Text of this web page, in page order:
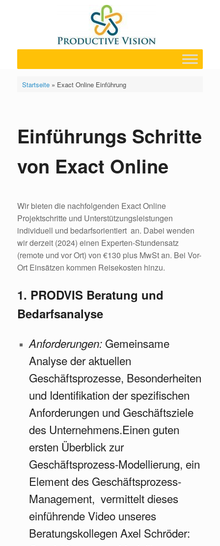
Startseite» Exact Online Einführung
Einführungs Schritte
von Exact Online
Wir bieten die nachfolgenden Exact Online
Projektschritte und Unterstützungsleistungen
individuell und bedarfsorientiert an. Dabei wenden
wir derzeit (2024) einen Experten-Stundensatz
(remote und vor Ort) von €130 plus MwSt an. Bei Vor-
Ort Einsätzen kommen Reisekosten hinzu.
1. PRODVIS Beratung und
Bedarfsanalyse
Anforderungen: Gemeinsame
Analyse der aktuellen
Geschäftsprozesse, Besonderheiten
und Identifikation der spezifischen
Anforderungen und Geschäftsziele
des Unternehmens.Einen guten
ersten Überblick zur
Geschäftsprozess-Modellierung, ein
Element des Geschäftsprozess-
Management, vermittelt dieses
einführende Video unseres
Beratungskollegen Axel Schröder: